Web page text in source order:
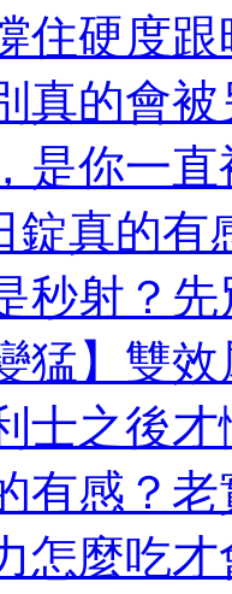
住硬度
真的會
是你一
錠真的有
秒射？
猛】雙
士之後
有感？
怎麼吃